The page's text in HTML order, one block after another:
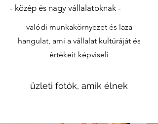
- közép és nagy vállalatoknak -
valódi munkakörnyezet és laza
hangulat, ami a vállalat kultúráját és
értékeit képviseli
üzleti fotók, amik élnek